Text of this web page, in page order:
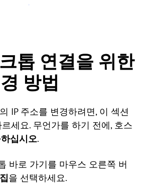
톱 연결을 위한
방법
IP 주소를 변경하려면, 이 섹션
세요. 무언가를 하기 전에, 호스
십시오.
바로 가기를 마우스 오른쪽 버
을 선택하세요.